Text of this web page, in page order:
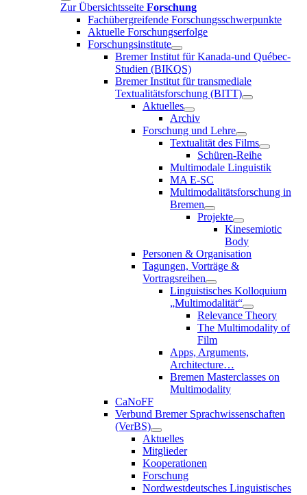
Zur Übersichtsseite Forschung
Fachübergreifende Forschungsschwerpunkte
Aktuelle Forschungserfolge
Forschungsinstitute
Bremer Institut für Kanada-und Québec-
Studien (BIKQS)
Bremer Institut für transmediale
Textualitätsforschung (BITT)
Aktuelles
Archiv
Forschung und Lehre
Textualität des Films
Schüren-Reihe
Multimodale Linguistik
MA E-SC
Multimodalitätsforschung in
Bremen
Projekte
Kinesemiotic
Body
Personen & Organisation
Tagungen, Vorträge &
Vortragsreihen
Linguistisches Kolloquium
„Multimodalität“
Relevance Theory
The Multimodality of
Film
Apps, Arguments,
Architecture…
Bremen Masterclasses on
Multimodality
CaNoFF
Verbund Bremer Sprachwissenschaften
(VerBS)
Aktuelles
Mitglieder
Kooperationen
Forschung
Nordwestdeutsches Linguistisches